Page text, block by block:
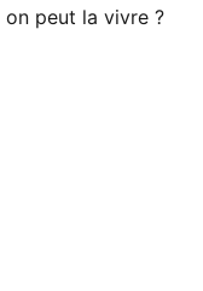
peut la vivre ?
ARAMCO F1®
Aston Martin
donner de
officiels de
et de ses
pilote il y a